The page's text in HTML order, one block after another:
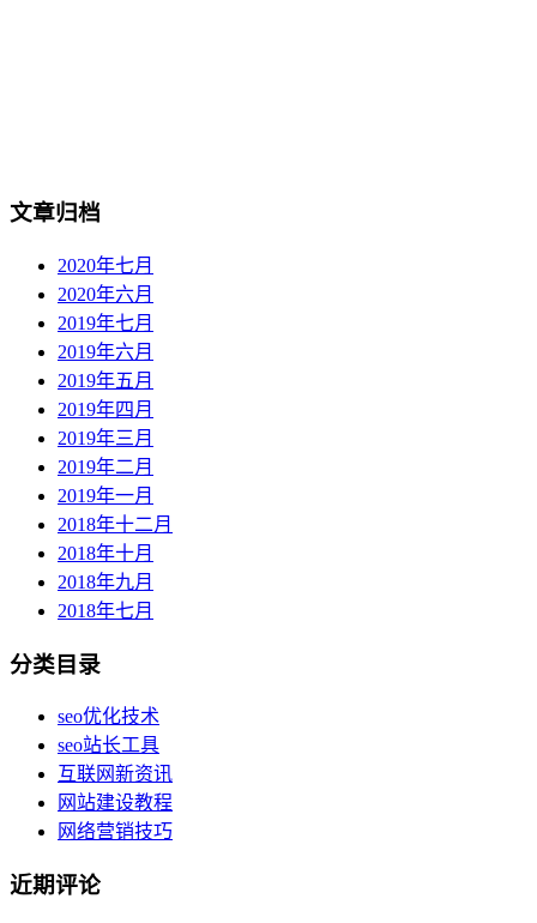
文章归档
2020年七月
2020年六月
2019年七月
2019年六月
2019年五月
2019年四月
2019年三月
2019年二月
2019年一月
2018年十二月
2018年十月
2018年九月
2018年七月
分类目录
seo优化技术
seo站长工具
互联网新资讯
网站建设教程
网络营销技巧
近期评论